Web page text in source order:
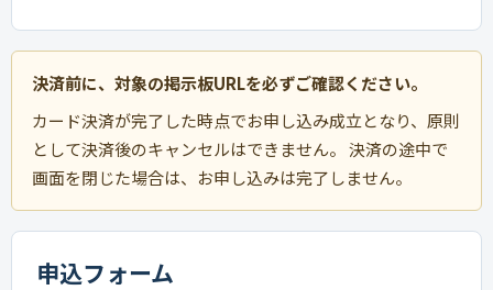
決済前に、対象の掲示板URLを必ずご確認ください。
カード決済が完了した時点でお申し込み成立となり、原則
として決済後のキャンセルはできません。 決済の途中で
画面を閉じた場合は、お申し込みは完了しません。
申込フォーム